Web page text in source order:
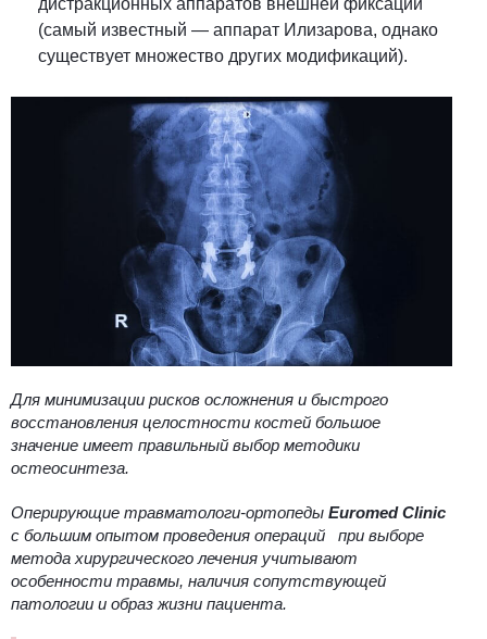
дистракционных аппаратов внешней фиксации
(самый известный — аппарат Илизарова, однако
существует множество других модификаций).
Для минимизации рисков осложнения и быстрого
восстановления целостности костей большое
значение имеет правильный выбор методики
остеосинтеза.
Оперирующие травматологи-ортопеды Euromed Clinic
с большим опытом проведения операций при выборе
метода хирургического лечения учитывают
особенности травмы, наличия сопутствующей
патологии и образ жизни пациента.